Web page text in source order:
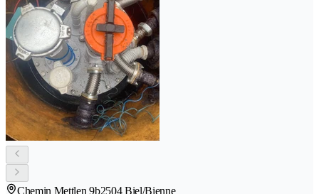
Chemin Mettlen 9b2504 Biel/Bienne